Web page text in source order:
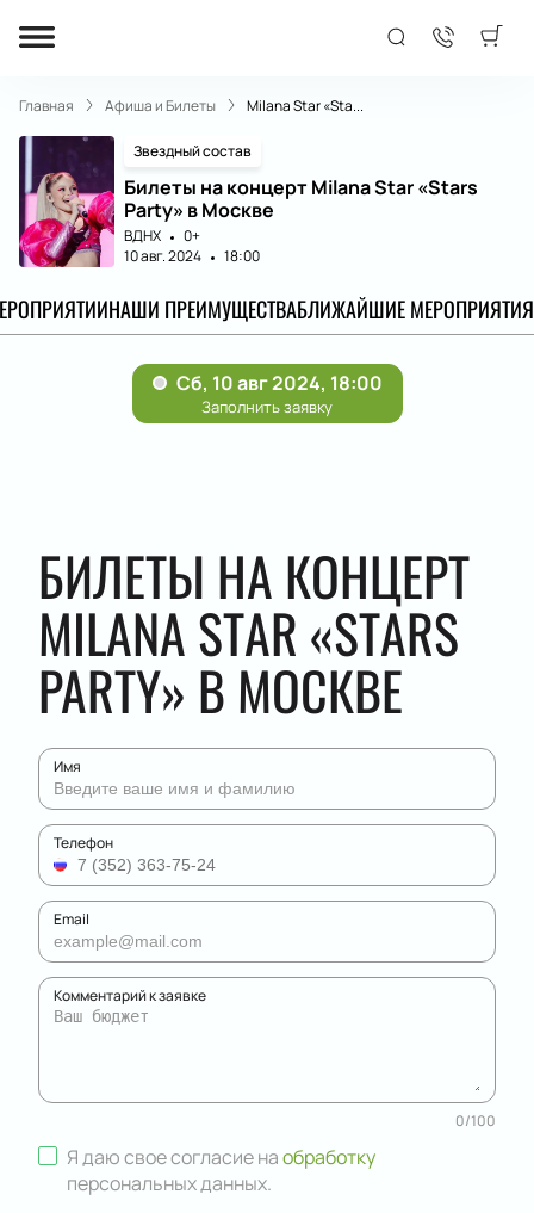
Главная Афиша и Билеты Milana Star «Sta...
Звездный состав
Билеты на концерт Milana Star «Stars
Party» в Москве
ВДНХ
0+
10 авг. 2024
18:00
НАШИ ПРЕИМУЩЕСТВАБЛИЖАЙШИЕ МЕРОПРИЯТИЯ
БИЛЕТЫ НА КОНЦЕРТ
MILANA STAR «STARS
PARTY» В МОСКВЕ
Имя
Телефон
Email
Комментарий к заявке
0/100
Я даю свое согласие наобработку
персональных данных.